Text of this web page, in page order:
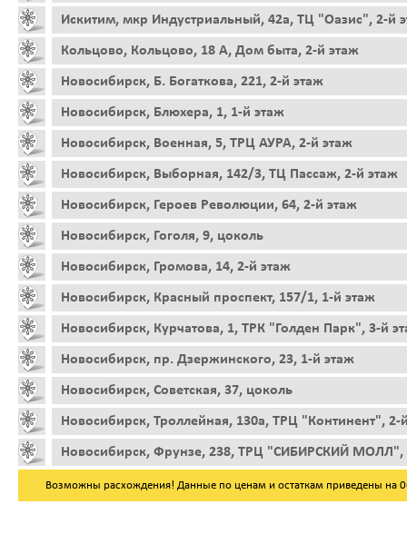
Искитим, мкр Индустриальный, 42а, ТЦ "Оазис", 2-й
Кольцово, Кольцово, 18 А, Дом быта, 2-й этаж
Новосибирск, Б. Богаткова, 221, 2-й этаж
Новосибирск, Блюхера, 1, 1-й этаж
Новосибирск, Военная, 5, ТРЦ АУРА, 2-й этаж
Новосибирск, Выборная, 142/3, ТЦ Пассаж, 2-й этаж
Новосибирск, Героев Революции, 64, 2-й этаж
Новосибирск, Гоголя, 9, цоколь
Новосибирск, Громова, 14, 2-й этаж
Новосибирск, Красный проспект, 157/1, 1-й этаж
Новосибирск, Курчатова, 1, ТРК "Голден Парк", 3-й
Новосибирск, пр. Дзержинского, 23, 1-й этаж
Новосибирск, Советская, 37, цоколь
Новосибирск, Троллейная, 130а, ТРЦ "Континент", 2-
Новосибирск, Фрунзе, 238, ТРЦ "СИБИРСКИЙ МОЛЛ",
Возможны расхождения! Данные по ценам и остаткам приведены на